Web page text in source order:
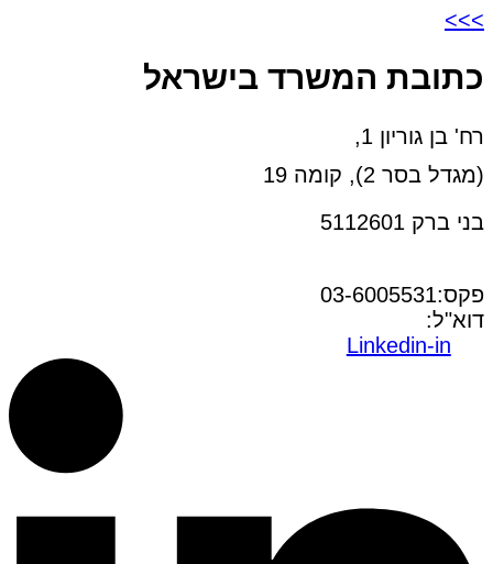
>>>
כתובת המשרד בישראל
רח' בן גוריון 1,
(מגדל בסר 2), קומה 19
בני ברק 5112601
פקס:03-6005531
דוא"ל:
Linkedin-in